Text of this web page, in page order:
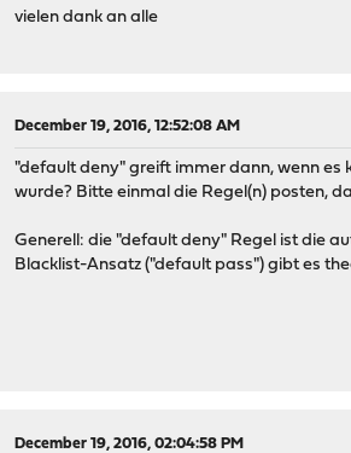
vielen dank an alle
December 19, 2016, 12:52:08 AM
"default deny" greift immer dann, wenn es
wurde? Bitte einmal die Regel(n) posten,
Generell: die "default deny" Regel ist die
Blacklist-Ansatz ("default pass") gibt es
December 19, 2016, 02:04:58 PM